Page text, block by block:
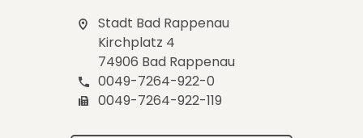
Stadt Bad Rappenau
Kirchplatz 4
74906 Bad Rappenau
0049-7264-922-0
0049-7264-922-119